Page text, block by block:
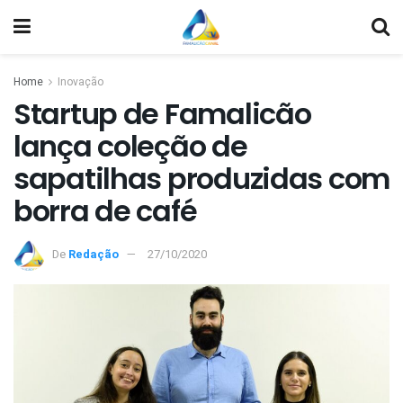
Home Inovação
Startup de Famalicão
lança coleção de
sapatilhas produzidas com
borra de café
De Redação 27/10/2020